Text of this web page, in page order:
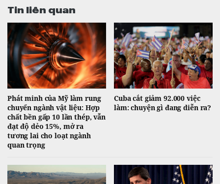
Tin liên quan
Phát minh của Mỹ làm rung
chuyển ngành vật liệu: Hợp
chất bền gấp 10 lần thép, vẫn
đạt độ dẻo 15%, mở ra
tương lai cho loạt ngành
quan trọng
Cuba cắt giảm 92.000 việc
làm: chuyện gì đang diễn ra?